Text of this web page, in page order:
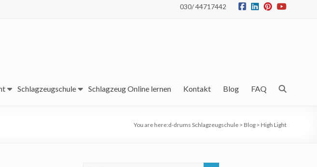
030/ 44717442
Schlagzeugschule Schlagzeug Online lernen Kontakt Blog FAQ
You are here:d-drums Schlagzeugschule > Blog > High Light